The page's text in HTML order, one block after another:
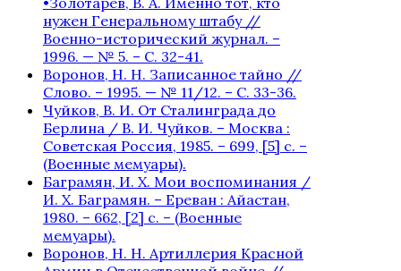
нужен Генеральному штабу //
Военно-исторический журнал. –
1996. — № 5. – С. 32-41.
Воронов, Н. Н. Записанное тайно //
Слово. – 1995. — № 11/12. – С. 33-36.
Чуйков, В. И. От Сталинграда до
Берлина / В. И. Чуйков. – Москва :
Советская Россия, 1985. – 699, [5] с. –
(Военные мемуары).
Баграмян, И. Х. Мои воспоминания /
И. Х. Баграмян. – Ереван : Айастан,
1980. – 662, [2] c. – (Военные
мемуары).
Воронов, Н. Н. Артиллерия Красной